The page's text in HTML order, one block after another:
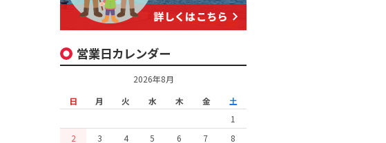
営業日カレンダー
2026年8月
日
月 火 水 木 金
土
1
2
3 4 5 6 7
8